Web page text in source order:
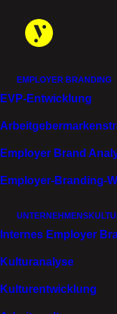
EMPLOYER BRANDING
EVP-Entwicklung
Employer Brand
Employer-Branding-
Internes Employer
Kulturanalyse
Kulturentwicklung
CANDIDATE